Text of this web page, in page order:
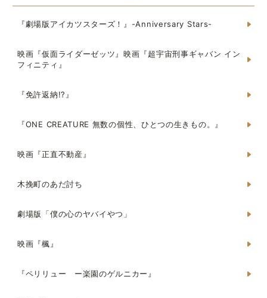
『劇場版アイカツスターズ！』-Anniversary Stars-
映画『仮面ライダーゼッツ』映画『超宇宙刑事ギャバン イン
フィニティ』
『免許返納!?』
『ONE CREATURE 無数の個性、ひとつの生きもの。』
映画『正直不動産』
木挽町のあだ討ち
劇場版「僕の心のヤバイやつ」
映画『楓』
『ペリリュー ー楽園のゲルニカー』